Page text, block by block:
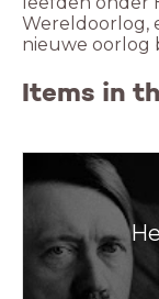
Wereldoorlog,
nieuwe oorlog
Items in